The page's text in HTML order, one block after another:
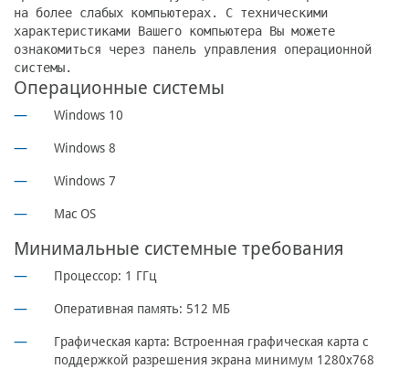
на более слабых компьютерах. С техническими
характеристиками Вашего компьютера Вы можете
ознакомиться через панель управления операционной
системы.
Операционные системы
Windows 10
Windows 8
Windows 7
Mac OS
Минимальные системные требования
Процессор: 1 ГГц
Оперативная память: 512 МБ
Графическая карта: Встроенная графическая карта с
поддержкой разрешения экрана минимум 1280x768